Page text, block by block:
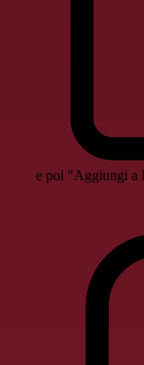
e poi "Aggiungi a